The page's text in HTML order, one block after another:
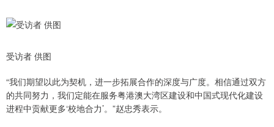
受访者 供图
“我们期望以此为契机，进一步拓展合作的深度与广度。相信通过双方
的共同努力，我们定能在服务粤港澳大湾区建设和中国式现代化建设
进程中贡献更多‘校地合力’。”赵忠秀表示。